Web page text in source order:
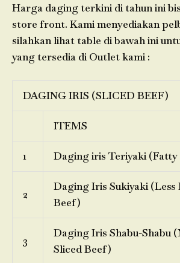
Harga daging terkini di tahun ini
store front. Kami menyediakan
silahkan lihat table di bawah ini
yang tersedia di Outlet kami :
DAGING IRIS (SLICED BEEF)
ITEMS
1 Daging iris Teriyaki (Fatty
2
Daging Iris Sukiyaki (Less
Beef)
3
Daging Iris Shabu-Shabu
Sliced Beef)